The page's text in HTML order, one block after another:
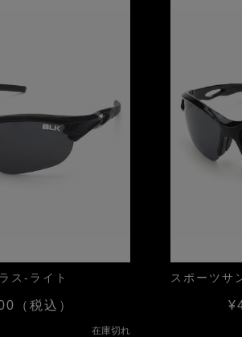
ス-ライト
（税込）
在庫切れ
スポーツサ